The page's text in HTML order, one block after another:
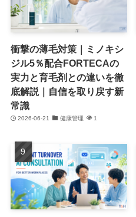
衝撃の薄毛対策｜ミノキシ
ジル5％配合FORTECAの
実力と育毛剤との違いを徹
底解説｜自信を取り戻す新
常識
2026-06-21 健康管理 1